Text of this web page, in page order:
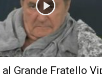
Grande Fratello